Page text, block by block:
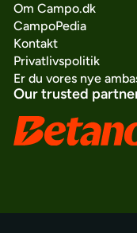
Om Campo.dk
CampoPedia
Kontakt
Privatlivspolitik
Er du vores nye
Our trusted